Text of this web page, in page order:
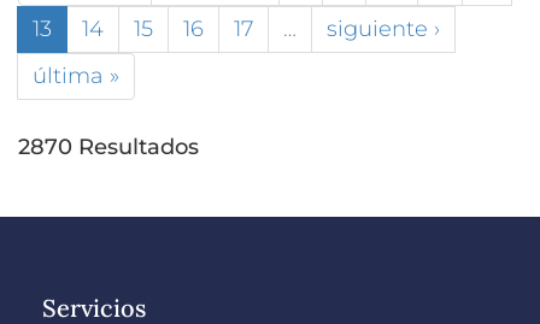
13
14 15 16 17 …
siguiente ›
última »
2870 Resultados
Servicios